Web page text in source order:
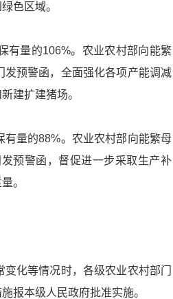
色区域。
有量的106%。农业农村部向能繁
预警函，全面强化各项产能调减
建扩建猪场。
量的88%。农业农村部向能繁母
预警函，督促进一步采取生产补
。
化等情况时，各级农业农村部门
报本级人民政府批准实施。